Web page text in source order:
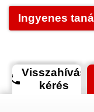
Ingyenes
phoneVisszahívás
kérés